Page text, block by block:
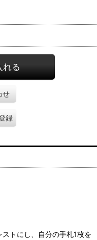
れる
せ
録
トにし、自分の手札1枚を